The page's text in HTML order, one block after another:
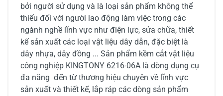
bởi người sử dụng và là loại sản phẩm không thể
thiếu đối với người lao động làm việc trong các
ngành nghề lĩnh vực như điện lực, sửa chữa, thiết
kế sản xuất các loại vật liệu dây dẫn, đặc biệt là
dây nhựa, dây đồng ... Sản phẩm kềm cắt vật liệu
công nghiệp KINGTONY 6216-06A là dòng dụng cụ
đa năng đến từ thương hiệu chuyên về lĩnh vực
sản xuất và thiết kế, lắp ráp các dòng sản phẩm